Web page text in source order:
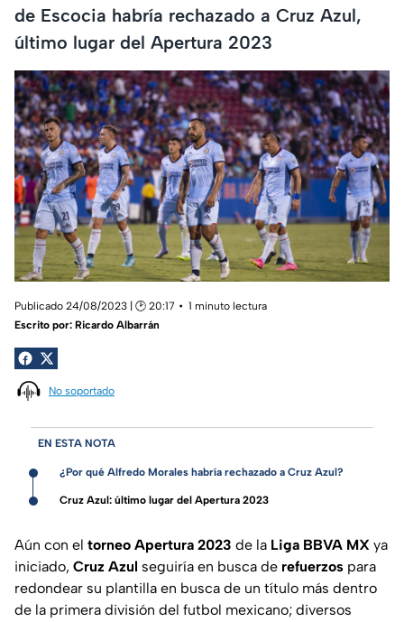
de Escocia habría rechazado a Cruz Azul,
último lugar del Apertura 2023
Publicado 24/08/2023 | 🕑 20:17
1 minuto lectura
Escrito por: Ricardo Albarrán
No soportado
EN ESTA NOTA
¿Por qué Alfredo Morales habría rechazado a Cruz Azul?
Cruz Azul: último lugar del Apertura 2023
Aún con el torneo Apertura 2023 de la Liga BBVA MX ya
iniciado, Cruz Azul seguiría en busca de refuerzos para
redondear su plantilla en busca de un título más dentro
de la primera división del futbol mexicano; diversos